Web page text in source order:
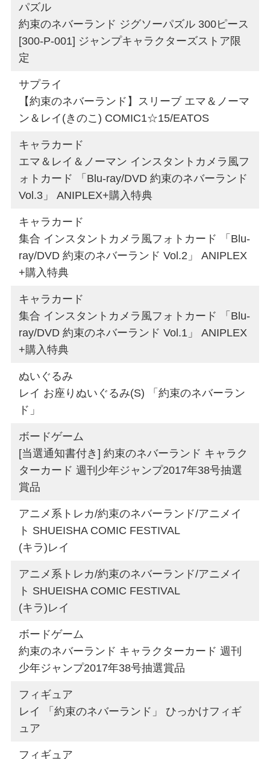
パズル
約束のネバーランド ジグソーパズル 300ピース
[300-P-001] ジャンプキャラクターズストア限
定
サプライ
【約束のネバーランド】スリーブ エマ＆ノーマ
ン＆レイ(きのこ) COMIC1☆15/EATOS
キャラカード
エマ＆レイ＆ノーマン インスタントカメラ風フ
ォトカード 「Blu-ray/DVD 約束のネバーランド
Vol.3」 ANIPLEX+購入特典
キャラカード
集合 インスタントカメラ風フォトカード 「Blu-
ray/DVD 約束のネバーランド Vol.2」 ANIPLEX
+購入特典
キャラカード
集合 インスタントカメラ風フォトカード 「Blu-
ray/DVD 約束のネバーランド Vol.1」 ANIPLEX
+購入特典
ぬいぐるみ
レイ お座りぬいぐるみ(S) 「約束のネバーラン
ド」
ボードゲーム
[当選通知書付き] 約束のネバーランド キャラク
ターカード 週刊少年ジャンプ2017年38号抽選
賞品
アニメ系トレカ/約束のネバーランド/アニメイ
ト SHUEISHA COMIC FESTIVAL
(キラ)レイ
アニメ系トレカ/約束のネバーランド/アニメイ
ト SHUEISHA COMIC FESTIVAL
(キラ)レイ
ボードゲーム
約束のネバーランド キャラクターカード 週刊
少年ジャンプ2017年38号抽選賞品
フィギュア
レイ 「約束のネバーランド」 ひっかけフィギ
ュア
フィギュア